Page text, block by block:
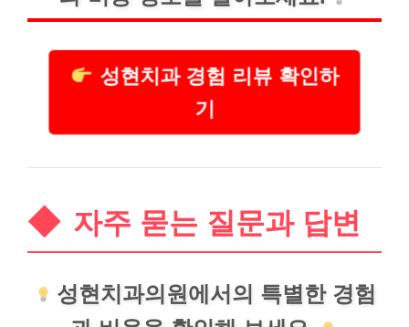
성현치과 경험 리뷰 확인하
기
자주 묻는 질문과 답변
성현치과의원에서의 특별한 경험